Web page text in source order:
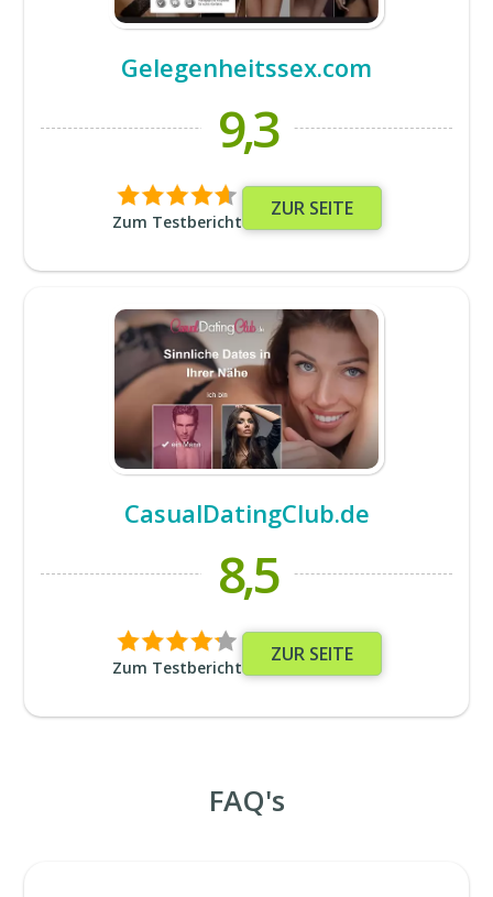
Gelegenheitssex.com
9,3
Zum Testbericht
ZUR SEITE
CasualDatingClub.de
8,5
Zum Testbericht
ZUR SEITE
FAQ's